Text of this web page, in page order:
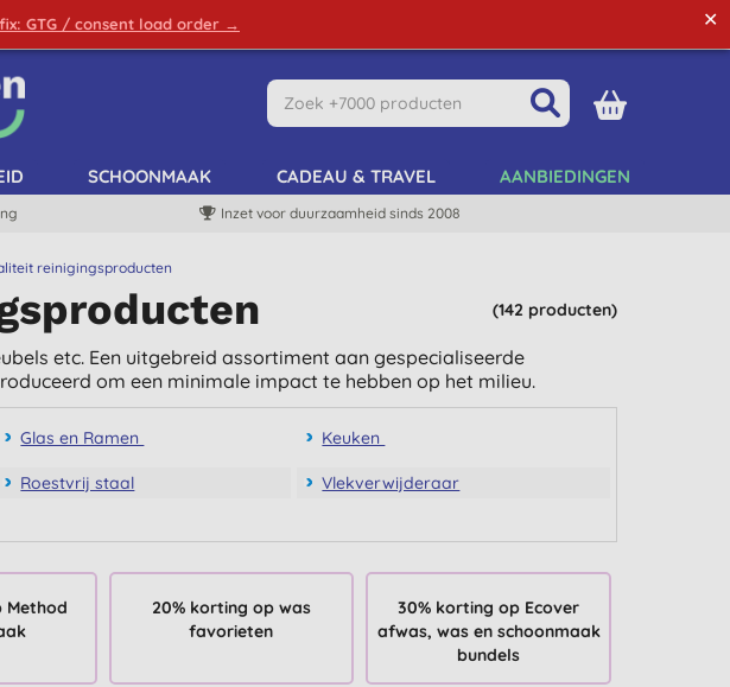
GTG / consent load order → ✕
SCHOONMAAK CADEAU & TRAVEL AANBIEDINGEN
Inzet voor duurzaamheid sinds 2008
reinigingsproducten
(142 producten)
etc. Een uitgebreid assortiment aan gespecialiseerde
om een minimale impact te hebben op het milieu.
Glas en Ramen Keuken
Roestvrij staal
Vlekverwijderaar
Method
20% korting op was
favorieten
30% korting op Ecover
afwas, was en schoonmaak
bundels